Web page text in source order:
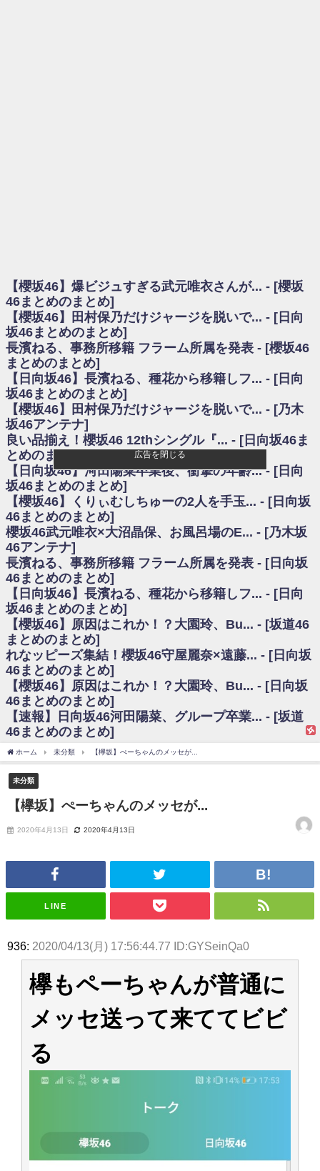
日向坂46まとめのまとめ / 【日向坂46】富田鈴花1st写真集、発売記念記者
会見の模様がこちら！
乃木坂欅坂まとめのまとめ / 【日向坂46】河田陽菜卒業の影響、ガチでデ
カそう...
欅坂あんてな ～欅坂46のニュース・情報・話題をピックアップ / れなッ
ピーズ集結！櫻坂46守屋麗奈×遠藤理子、8/6「ラヴィット！」水曜スタジオ出
演決定
欅坂/日向坂46まとめのまとめ / 【櫻坂46】田村保乃だけジャージを脱いで
いた理由
日向坂46まとめのまとめ / 【日向坂46】若林さん「笑えないぐらい師匠だ
から」佐々木久美と卒業後初の共演の様子がこちら！【激レアさん】
日向坂46まとめのまとめ / 【元日向坂46】情報解禁前で言えない！？丹生
ちゃん、メンバーと会った模様
乃木坂欅坂まとめのまとめ / 【日向坂46】この月、何かあるのか！？『お
願いバッハ！』ミーグリ日程がこちら
欅坂/日向坂46まとめのまとめ / 【櫻坂46】ミーグリで喧嘩！？山下瞳月、
これはマジギレしてる
乃木坂46アンテナ / 【櫻坂46】ハリソン守屋「ゆーづのせいです」【ラヴ
ィット!】
乃木坂あんてな ～乃木坂46・欅坂46・日向坂46のニュース・情報・話題
をピックアップ / 良い品揃え！櫻坂46 12thシングル『Make or Break』オフィ
シャルグッズ絶賛販売受付中
日向坂46まとめのまとめ / 【日向坂46】この月、何かあるのか！？『お願
いバッハ！』ミーグリ日程がこちら
日向坂46まとめのまとめ / 【元日向坂46】この卒業生、めちゃくちゃテレ
ビで見かけるな
欅坂/日向坂46まとめのまとめ / 【櫻坂46】リアルミーグリであの販売も！
『Make or Break』オフィシャルグッズ解禁
乃木坂46アンテナ / 【櫻坂46】ミーグリで喧嘩！？山下瞳月、これはマジ
ギレしてる
乃木坂あんてな ～乃木坂46・欅坂46・日向坂46のニュース・情報・話題
をピックアップ / れなッピーズ集結！櫻坂46守屋麗奈×遠藤理子、8/6「ラヴィ
ット！」水曜スタジオ出演決定
日向坂46まとめのまとめ / 【日向坂46】富田鈴花、次の事務所が決まって
そう！？
日向坂46まとめのまとめ / 【日向坂46】富田鈴花、次の事務所が決まって
そう！？
ハ！』ミーグリ日程がこちら
乃木坂あんてな ～乃木坂46・欅坂46・日向坂46のニュース・情報・話題
をピックアップ / 日向坂46卒業後初共演！佐々木久美さん、師匠オードリー若
欅坂46/日向坂46まとめのまとめ / 『anan』の表紙の櫻坂46さん、多様性
欅坂46/日向坂46まとめのまとめ / 日向坂46より重大発表！！！！
日向坂46まとめのまとめ / 【朗報】増田三莉音さんの生足
wwwwwwwwwwww
日向坂46まとめのまとめ / 筒井あやめ、アレをチラリ。こういう偶然の方
これも素晴らしい
日向坂46まとめのまとめ / これから彼氏と行為する直前の賀喜遥香、やば
アイドル – ぷぅアンテナ / 「乃木坂46ののぎおび⊿」北野日奈子が生配
信！【2022.3.22 17:15〜 SHOWROOM】
アイドル – ぷぅアンテナ / 【乃木坂46】井上和の『なぎおはぎ』って こん
ぺいとう×いちごみるく×マヨラー星人 と同じと考えてよろしいですか？
アイドル – ぷぅアンテナ / 【乃木坂46】日村勇紀 gif職人が切り抜いた名シ
ふぇどみ！ / 【悲報】呪術廻戦、視聴率5.1%
ふぇどみ！ / 【悲報】母「裕福な過程が高学歴になるとか大嘘。教育に金を
【櫻坂46】爆ビジュすぎる武元唯衣さんが... - [櫻坂
46まとめのまとめ]
【櫻坂46】田村保乃だけジャージを脱いで... - [日向
坂46まとめのまとめ]
長濱ねる、事務所移籍 フラーム所属を発表 - [櫻坂46
まとめのまとめ]
【日向坂46】長濱ねる、種花から移籍しフ... - [日向
坂46まとめのまとめ]
【櫻坂46】田村保乃だけジャージを脱いで... - [乃木
坂46アンテナ]
良い品揃え！櫻坂46 12thシングル『... - [日向坂46ま
とめのまとめ]
【日向坂46】河田陽菜卒業後、衝撃の年齢... - [日向
坂46まとめのまとめ]
【櫻坂46】くりぃむしちゅーの2人を手玉... - [日向坂
46まとめのまとめ]
櫻坂46武元唯衣×大沼晶保、お風呂場のE... - [乃木坂
46アンテナ]
長濱ねる、事務所移籍 フラーム所属を発表 - [日向坂
46まとめのまとめ]
【日向坂46】長濱ねる、種花から移籍しフ... - [日向
坂46まとめのまとめ]
【櫻坂46】原因はこれか！？大園玲、Bu... - [坂道46
まとめのまとめ]
れなッピーズ集結！櫻坂46守屋麗奈×遠藤... - [日向坂
46まとめのまとめ]
【櫻坂46】原因はこれか！？大園玲、Bu... - [日向坂
46まとめのまとめ]
【速報】日向坂46河田陽菜、グループ卒業... - [坂道
46まとめのまとめ]
ホーム 未分類 【欅坂】ぺーちゃんのメッセが...
未分類
【欅坂】ぺーちゃんのメッセが...
2020年4月13日 2020年4月13日
LINE
936: 2020/04/13(月) 17:56:44.77 ID:GYSeinQa0
欅もペーちゃんが普通に
メッセ送って来ててビビ
る
広告を閉じる